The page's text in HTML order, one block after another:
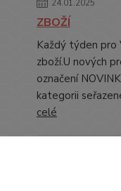
24.01.2025
ZBOŽÍ
Každý týden pro
zboží.U nových
označení
kategorii
celé